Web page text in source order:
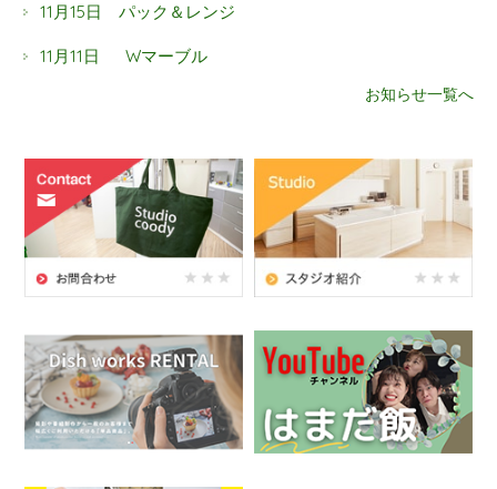
11月15日 パック＆レンジ
11月11日 Wマーブル
お知らせ一覧へ